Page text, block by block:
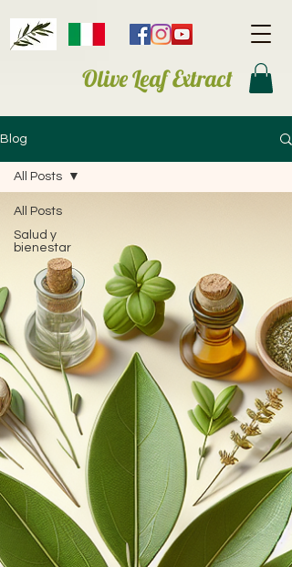
Olive Leaf Extract
Blog
All Posts
Salud y
bienestar
All Posts